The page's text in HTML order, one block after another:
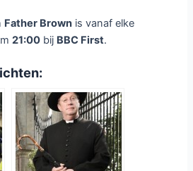
Father Brown is vanaf elke
21:00 bij BBC First.